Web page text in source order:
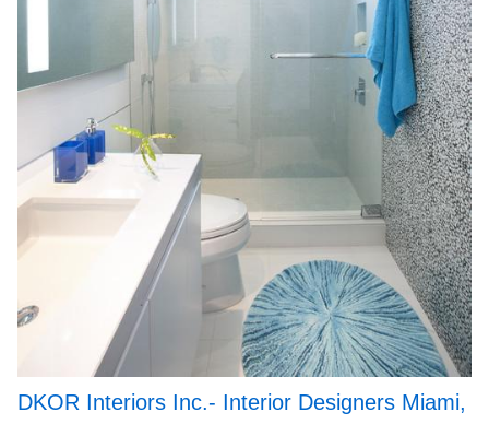
DKOR Interiors Inc.- Interior Designers Miami,